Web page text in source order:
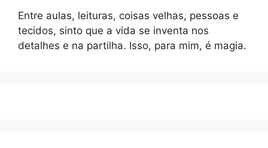
Entre aulas, leituras, coisas velhas, pessoas e
tecidos, sinto que a vida se inventa nos
detalhes e na partilha. Isso, para mim, é magia.